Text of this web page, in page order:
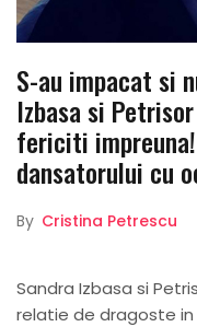
S-au impacat si
Izbasa si
fericiti
dansatorului cu
By Cristina Petrescu
Sandra Izbasa si
relatie de dragoste in